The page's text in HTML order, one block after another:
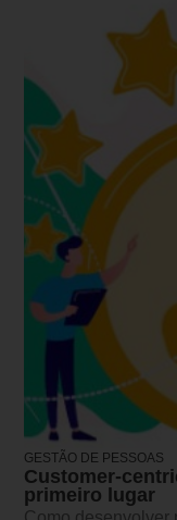
GESTÃO DE PESSOAS
Customer-
primeiro lugar